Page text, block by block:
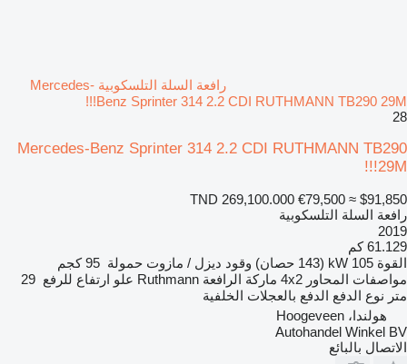
رافعة السلة التلسكوبية Mercedes-
Benz Sprinter 314 2.2 CDI RUTHMANN TB290 29M!!!
28
Mercedes-Benz Sprinter 314 2.2 CDI RUTHMANN TB290
29M!!!
TND 269,100.000 €79,500 ≈ $91,850
رافعة السلة التلسكوبية
2019
61.129 كم
القوة 105 kW (143 حصان) وقود ديزل / مازوت حمولة 95 كجم
مواصفات المحاور 4x2 ماركة الرافعة Ruthmann علو ارتفاع للرفع 29
متر نوع الدفع الدفع بالعجلات الخلفية
هولندا، Hoogeveen
Autohandel Winkel BV
الاتصال بالبائع